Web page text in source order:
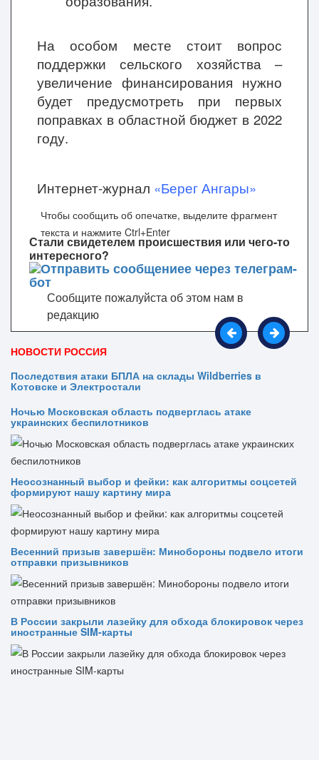
На особом месте стоит вопрос
поддержки сельского хозяйства –
увеличение финансирования нужно
будет предусмотреть при первых
поправках в областной бюджет в 2022
году.
Интернет-журнал «Берег Ангары»
Стали свидетелем происшествия или чего-то
интересного?
Сообщите пожалуйста об этом нам в
редакцию
Чтобы сообщить об опечатке, выделите фрагмент
текста и нажмите Ctrl+Enter
НОВОСТИ РОССИЯ
Последствия атаки БПЛА на склады Wildberries в
Котовске и Электростали
Ночью Московская область подверглась атаке
украинских беспилотников
Неосознанный выбор и фейки: как алгоритмы соцсетей
формируют нашу картину мира
Весенний призыв завершён: Минобороны подвело итоги
отправки призывников
В России закрыли лазейку для обхода блокировок через
иностранные SIM-карты